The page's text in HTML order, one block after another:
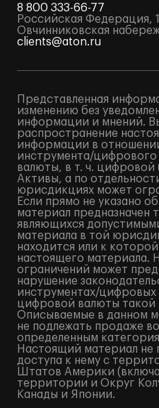
8 800 333-66-77
Российская Федерация,
Овчинниковская
clients@aton.ru
Представленная
изменению без
информации и мнений.
распространение
информации в
инструмента/
валюты, в т. ч. цифровой
Активы, а по
юрисдикциях может
Если прямо не указано
материал предназначен
являющихся
материала в той
находится или к
настоящего материала.
ограничений может
нарушение
инструментах/
цифровой валюты
Описываемые в данном
не подлежать продаже
определенным
Настоящий материал не
доступа к нему с
Штатов Америки
территории и Округ
Канады и Японии.